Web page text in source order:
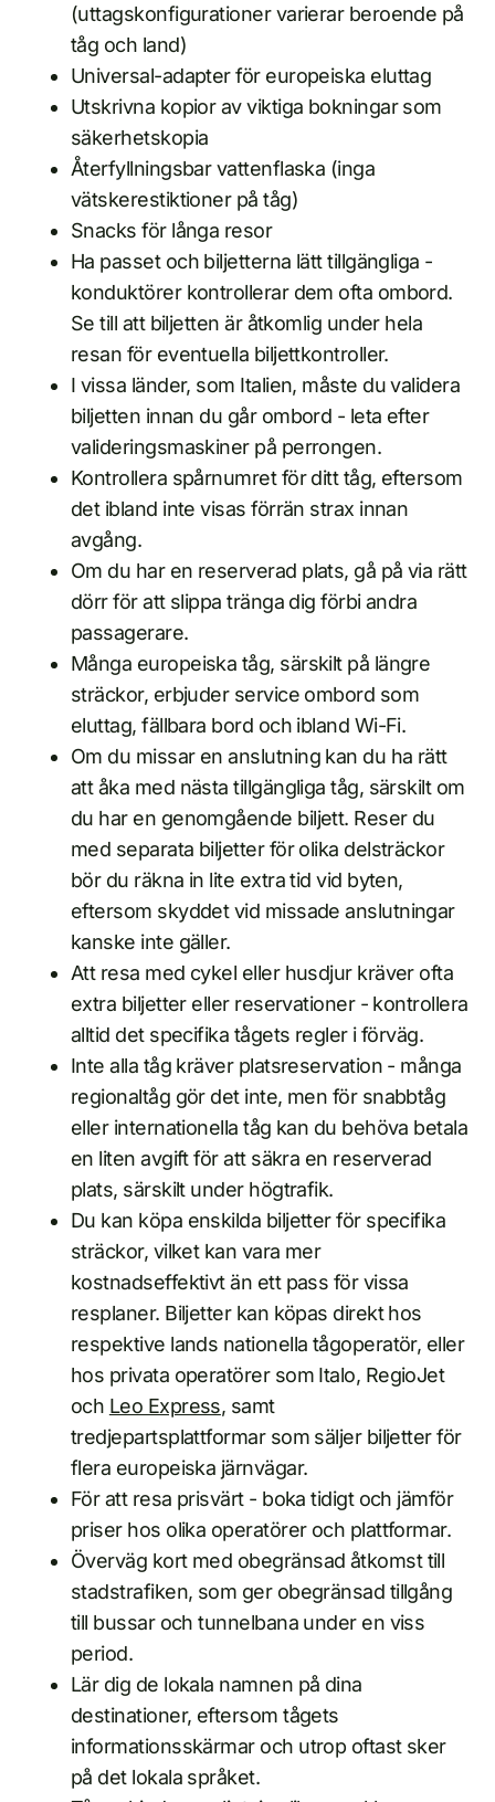
(uttagskonfigurationer varierar beroende på
tåg och land)
Universal-adapter för europeiska eluttag
Utskrivna kopior av viktiga bokningar som
säkerhetskopia
Återfyllningsbar vattenflaska (inga
vätskerestiktioner på tåg)
Snacks för långa resor
Ha passet och biljetterna lätt tillgängliga -
konduktörer kontrollerar dem ofta ombord.
Se till att biljetten är åtkomlig under hela
resan för eventuella biljettkontroller.
I vissa länder, som Italien, måste du validera
biljetten innan du går ombord - leta efter
valideringsmaskiner på perrongen.
Kontrollera spårnumret för ditt tåg, eftersom
det ibland inte visas förrän strax innan
avgång.
Om du har en reserverad plats, gå på via rätt
dörr för att slippa tränga dig förbi andra
passagerare.
Många europeiska tåg, särskilt på längre
sträckor, erbjuder service ombord som
eluttag, fällbara bord och ibland Wi-Fi.
Om du missar en anslutning kan du ha rätt
att åka med nästa tillgängliga tåg, särskilt om
du har en genomgående biljett. Reser du
med separata biljetter för olika delsträckor
bör du räkna in lite extra tid vid byten,
eftersom skyddet vid missade anslutningar
kanske inte gäller.
Att resa med cykel eller husdjur kräver ofta
extra biljetter eller reservationer - kontrollera
alltid det specifika tågets regler i förväg.
Inte alla tåg kräver platsreservation - många
regionaltåg gör det inte, men för snabbtåg
eller internationella tåg kan du behöva betala
en liten avgift för att säkra en reserverad
plats, särskilt under högtrafik.
Du kan köpa enskilda biljetter för specifika
sträckor, vilket kan vara mer
kostnadseffektivt än ett pass för vissa
resplaner. Biljetter kan köpas direkt hos
respektive lands nationella tågoperatör, eller
hos privata operatörer som Italo, RegioJet
och Leo Express, samt
tredjepartsplattformar som säljer biljetter för
flera europeiska järnvägar.
För att resa prisvärt - boka tidigt och jämför
priser hos olika operatörer och plattformar.
Överväg kort med obegränsad åtkomst till
stadstrafiken, som ger obegränsad tillgång
till bussar och tunnelbana under en viss
period.
Lär dig de lokala namnen på dina
destinationer, eftersom tågets
informationsskärmar och utrop oftast sker
på det lokala språket.